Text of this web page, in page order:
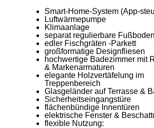
Smart-Home-System (App-
Luftwärmepumpe
Klimaanlage
separat regulierbare
edler Fischgräten -Parkett
großformatige Designfliesen
hochwertige Badezimmer mit
& Markenarmaturen
elegante Holzvertäfelung im
Treppenbereich
Glasgeländer auf Terrasse &
Sicherheitseingangstüre
flächenbündige Innentüren
elektrische Fenster &
flexible Nutzung: